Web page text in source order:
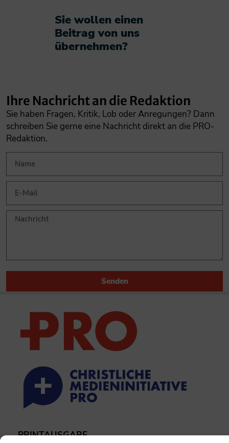
Sie wollen einen
Beitrag von uns
übernehmen?​
Ihre Nachricht an die Redaktion
Sie haben Fragen, Kritik, Lob oder Anregungen? Dann
schreiben Sie gerne eine Nachricht direkt an die PRO-
Redaktion.
Senden
PRINTAUSGABE